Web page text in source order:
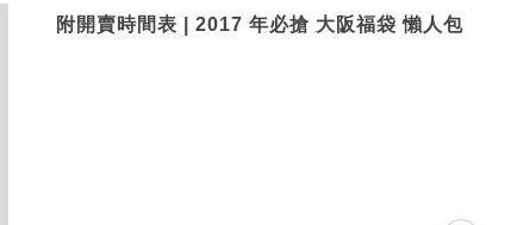
附開賣時間表 | 2017 年必搶 大阪福袋 懶人包